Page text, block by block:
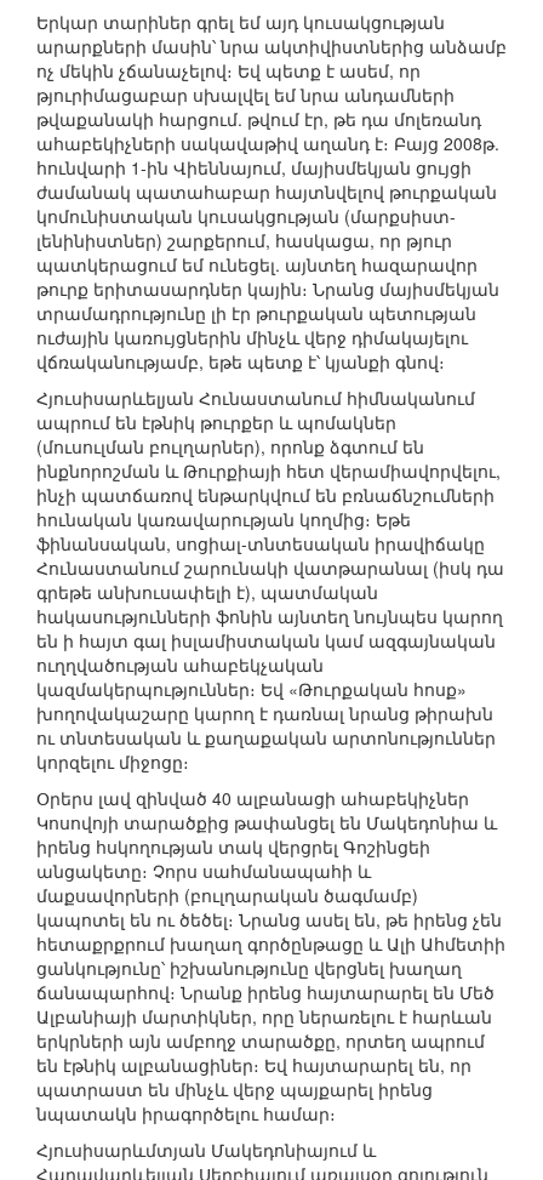
Երկար տարիներ գրել եմ այդ կուսակցության
արարքների մասին՝ նրա ակտիվիստներից անձամբ
ոչ մեկին չճանաչելով։ Եվ պետք է ասեմ, որ
թյուրիմացաբար սխալվել եմ նրա անդամների
թվաքանակի հարցում. թվում էր, թե դա մոլեռանդ
ահաբեկիչների սակավաթիվ աղանդ է։ Բայց 2008թ.
հունվարի 1-ին Վիեննայում, մայիսմեկյան ցույցի
ժամանակ պատահաբար հայտնվելով թուրքական
կոմունիստական կուսակցության (մարքսիստ-
լենինիստներ) շարքերում, հասկացա, որ թյուր
պատկերացում եմ ունեցել. այնտեղ հազարավոր
թուրք երիտասարդներ կային։ Նրանց մայիսմեկյան
տրամադրությունը լի էր թուրքական պետության
ուժային կառույցներին մինչև վերջ դիմակայելու
վճռականությամբ, եթե պետք է՝ կյանքի գնով։
Հյուսիսարևելյան Հունաստանում հիմնականում
ապրում են էթնիկ թուրքեր և պոմակներ
(մուսուլման բուլղարներ), որոնք ձգտում են
ինքնորոշման և Թուրքիայի հետ վերամիավորվելու,
ինչի պատճառով ենթարկվում են բռնաճնշումների
հունական կառավարության կողմից։ Եթե
ֆինանսական, սոցիալ-տնտեսական իրավիճակը
Հունաստանում շարունակի վատթարանալ (իսկ դա
գրեթե անխուսափելի է), պատմական
հակասությունների ֆոնին այնտեղ նույնպես կարող
են ի հայտ գալ իսլամիստական կամ ազգայնական
ուղղվածության ահաբեկչական
կազմակերպություններ։ Եվ «Թուրքական հոսք»
խողովակաշարը կարող է դառնալ նրանց թիրախն
ու տնտեսական և քաղաքական արտոնություններ
կորզելու միջոցը։
Օրերս լավ զինված 40 ալբանացի ահաբեկիչներ
Կոսովոյի տարածքից թափանցել են Մակեդոնիա և
իրենց հսկողության տակ վերցրել Գոշինցեի
անցակետը։ Չորս սահմանապահի և
մաքսավորների (բուլղարական ծագմամբ)
կապոտել են ու ծեծել։ Նրանց ասել են, թե իրենց չեն
հետաքրքրում խաղաղ գործընթացը և Ալի Ահմետիի
ցանկությունը՝ իշխանությունը վերցնել խաղաղ
ճանապարհով։ Նրանք իրենց հայտարարել են Մեծ
Ալբանիայի մարտիկներ, որը ներառելու է հարևան
երկրների այն ամբողջ տարածքը, որտեղ ապրում
են էթնիկ ալբանացիներ։ Եվ հայտարարել են, որ
պատրաստ են մինչև վերջ պայքարել իրենց
նպատակն իրագործելու համար։
Հյուսիսարևմտյան Մակեդոնիայում և
Հարավարևելյան Սերբիայում առայսօր գոյություն